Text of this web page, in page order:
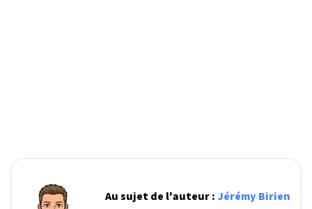
Au sujet de l'auteur : Jérémy Birien